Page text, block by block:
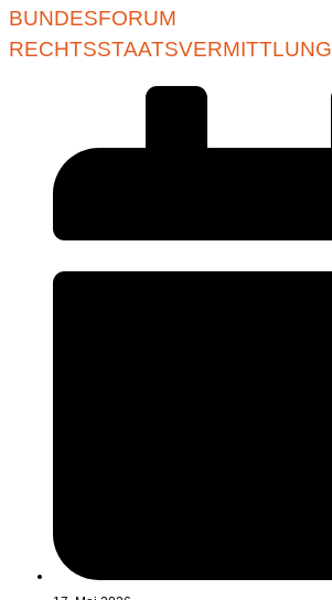
BUNDESFORUM
RECHTSSTAATSVERMITTLUNG